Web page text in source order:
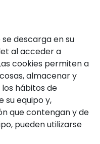
descarga en su
al acceder a
cookies permiten a
almacenar y
hábitos de
su equipo y,
que contengan y de
pueden utilizarse